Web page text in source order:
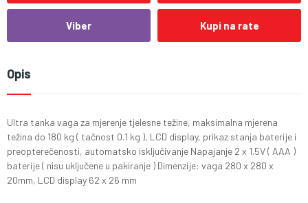
Viber Kupi na rate
Opis
Ultra tanka vaga za mjerenje tjelesne težine, maksimalna mjerena
težina do 180 kg ( tačnost 0.1 kg ), LCD display, prikaz stanja baterije i
preopterečenosti, automatsko isključivanje Napajanje 2 x 1.5V ( AAA )
baterije ( nisu uključene u pakiranje ) Dimenzije: vaga 280 x 280 x
20mm, LCD display 62 x 26 mm